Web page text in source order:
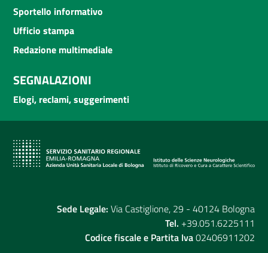
Sportello informativo
Ufficio stampa
Redazione multimediale
SEGNALAZIONI
Elogi, reclami, suggerimenti
Sede Legale: Via Castiglione, 29 - 40124 Bologna
Tel. +39.051.6225111
Codice fiscale e Partita Iva02406911202